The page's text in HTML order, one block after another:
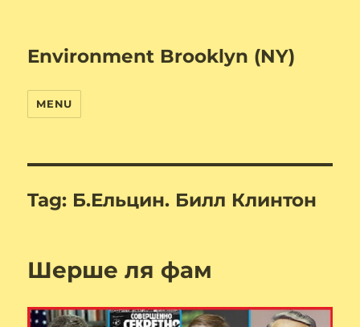
Environment Brooklyn (NY)
MENU
Tag: Б.Ельцин. Билл Клинтон
Шерше ля фам